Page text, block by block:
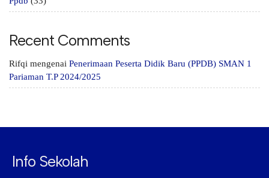
Recent Comments
Rifqi mengenai Penerimaan Peserta Didik Baru (PPDB) SMAN 1
Pariaman T.P 2024/2025
Info Sekolah